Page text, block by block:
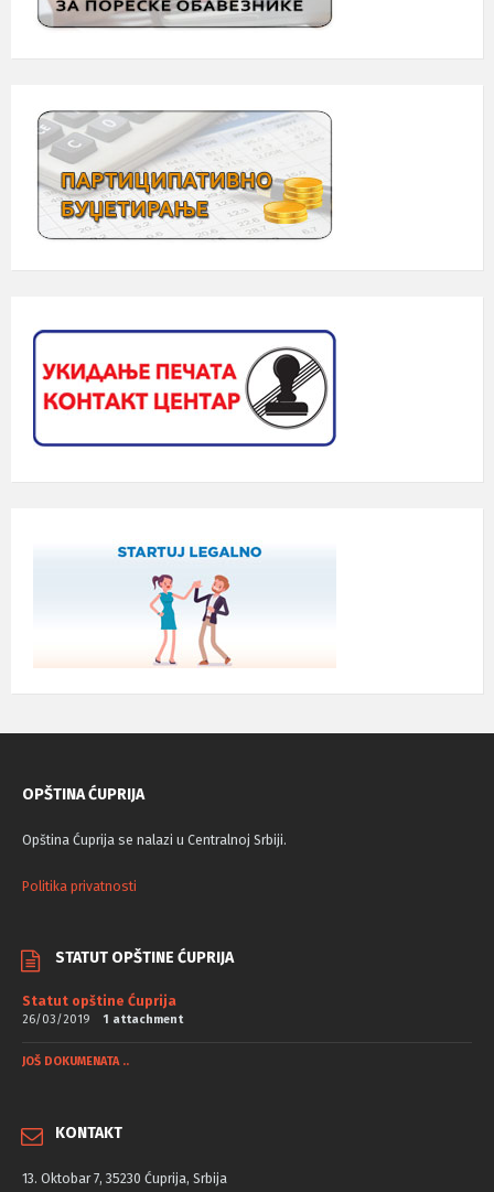
OPŠTINA ĆUPRIJA
Opština Ćuprija se nalazi u Centralnoj Srbiji.
Politika privatnosti
STATUT OPŠTINE ĆUPRIJA
Statut opštine Ćuprija
26/03/2019 1 attachment
JOŠ DOKUMENATA ..
KONTAKT
13. Oktobar 7, 35230 Ćuprija, Srbija